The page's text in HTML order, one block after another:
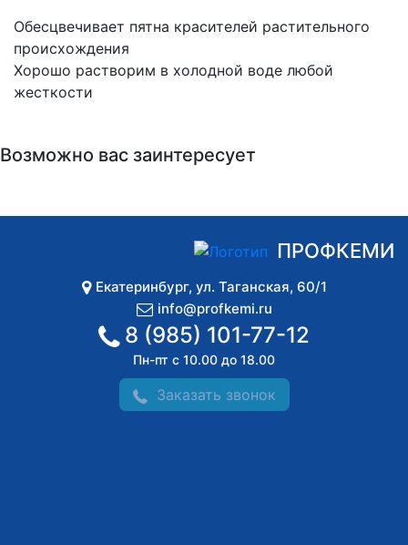
Обесцвечивает пятна красителей растительного
происхождения
Хорошо растворим в холодной воде любой
жесткости
Возможно вас заинтересует
ПРОФКЕМИ
Екатеринбург, ул. Таганская, 60/1
info@profkemi.ru
8 (985) 101-77-12
Пн-пт с 10.00 до 18.00
Заказать звонок